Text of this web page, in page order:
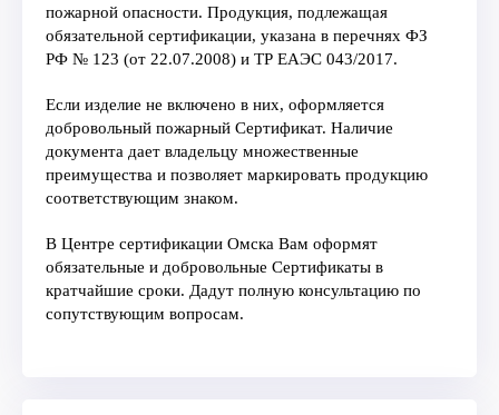
пожарной опасности. Продукция, подлежащая
обязательной сертификации, указана в перечнях ФЗ
РФ № 123 (от 22.07.2008) и ТР ЕАЭС 043/2017.
Если изделие не включено в них, оформляется
добровольный пожарный Сертификат. Наличие
документа дает владельцу множественные
преимущества и позволяет маркировать продукцию
соответствующим знаком.
В Центре сертификации Омска Вам оформят
обязательные и добровольные Сертификаты в
кратчайшие сроки. Дадут полную консультацию по
сопутствующим вопросам.